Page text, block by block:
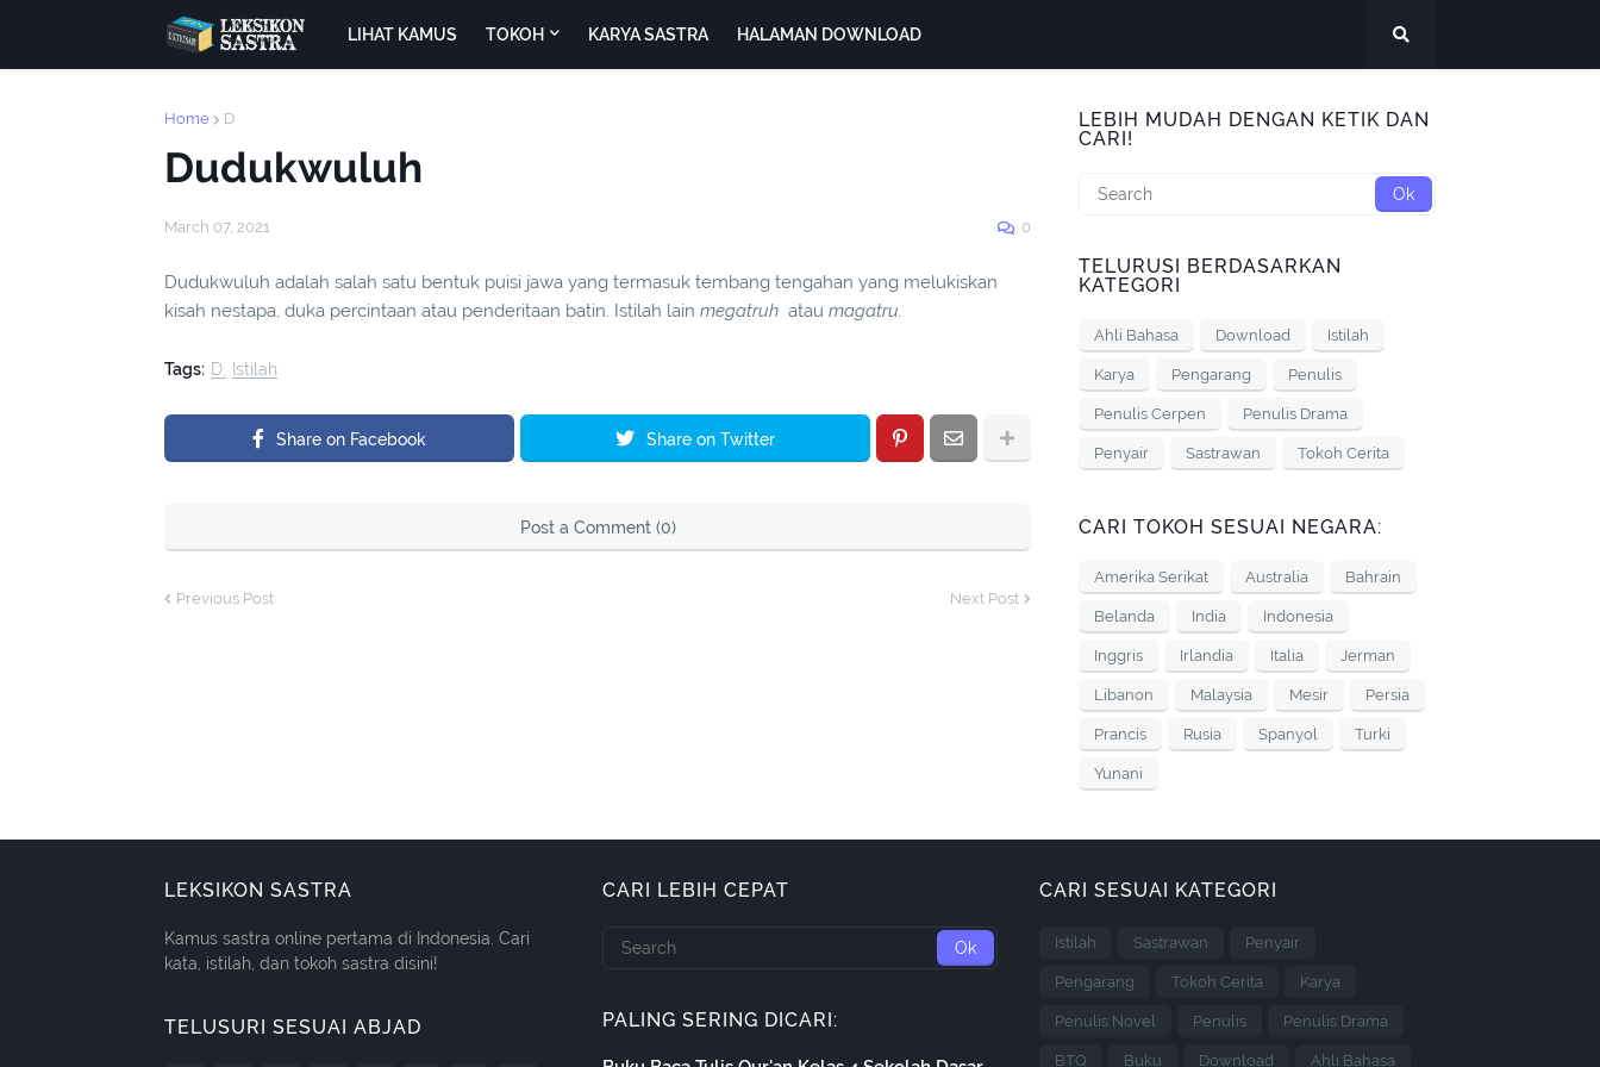
LIHAT KAMUS TOKOH KARYA SASTRA HALAMAN DOWNLOAD
Home D
Dudukwuluh
March 07, 2021 0
Dudukwuluh adalah salah satu bentuk puisi jawa yang termasuk tembang tengahan yang melukiskan
kisah nestapa, duka percintaan atau penderitaan batin. Istilah lain megatruh atau magatru.
Tags: D Istilah
Share on Facebook Share on Twitter
Post a Comment (0)
Previous Post Next Post
LEBIH MUDAH DENGAN KETIK DAN
CARI!
TELURUSI BERDASARKAN
KATEGORI
Ahli Bahasa Download Istilah
Karya Pengarang Penulis
Penulis Cerpen Penulis Drama
Penyair Sastrawan Tokoh Cerita
CARI TOKOH SESUAI NEGARA:
Amerika Serikat Australia Bahrain
Belanda India Indonesia
Inggris Irlandia Italia Jerman
Libanon Malaysia Mesir Persia
Prancis Rusia Spanyol Turki
Yunani
LEKSIKON SASTRA
Kamus sastra online pertama di Indonesia. Cari
kata, istilah, dan tokoh sastra disini!
TELUSURI SESUAI ABJAD
CARI LEBIH CEPAT
PALING SERING DICARI:
CARI SESUAI KATEGORI
Istilah Sastrawan Penyair
Pengarang Tokoh Cerita Karya
Penulis Novel Penulis Penulis Drama
BTQ Buku Download Ahli Bahasa